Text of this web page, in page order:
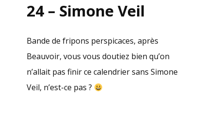
24 – Simone Veil
Bande de fripons perspicaces, après
Beauvoir, vous vous doutiez bien qu’on
n’allait pas finir ce calendrier sans Simone
Veil, n’est-ce pas ?